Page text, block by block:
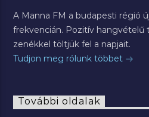
A Manna FM a budapesti régió
frekvencián. Pozitív hangvételű
zenékkel töltjük fel a napjait.
Tudjon meg rólunk többet
További oldalak